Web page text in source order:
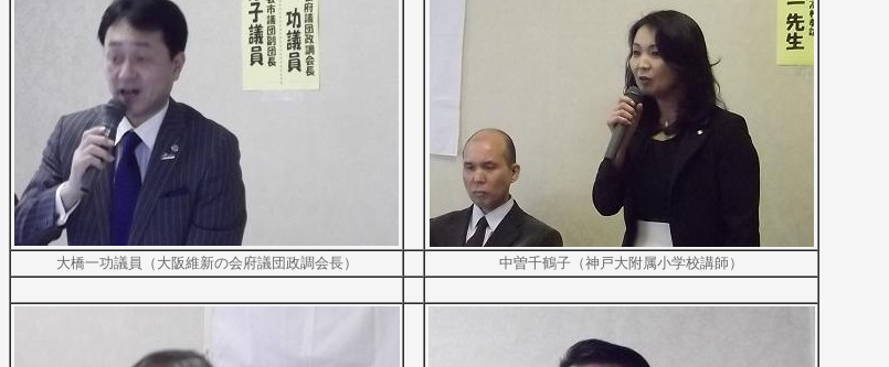
大橋一功議員（大阪維新の会府議団政調会長） 中曽千鶴子（神戸大附属小学校講師）